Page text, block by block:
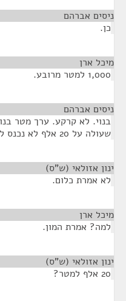
ניסים אברהם
כן.
מיכל ארן
1,000 למטר מרובע.
ניסים אברהם
שעולה על 20 אלף לא נכנס לפרויקט.
ינון אזולאי (ש"ס)
לא אמרת כלום.
מיכל ארן
למה? אמרת המון.
ינון אזולאי (ש"ס)
20 אלף למטר?